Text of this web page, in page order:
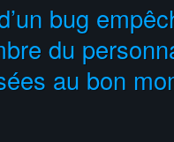
bug
du
au bon